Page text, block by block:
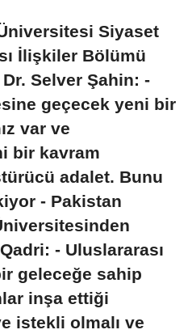
Siyaset
İlişkiler Bölümü
Selver Şahin: -
geçecek yeni bir
var ve
bir kavram
adalet. Bunu
- Pakistan
- Uluslararası
geleceğe sahip
inşa ettiği
istekli olmalı ve